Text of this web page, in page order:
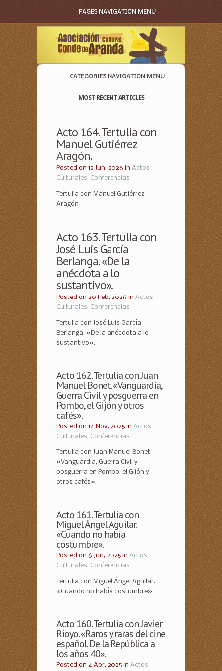
PAGES NAVIGATION MENU
CATEGORIES NAVIGATION MENU
MOST RECENT ARTICLES
Acto 164. Tertulia con
Manuel Gutiérrez
Aragón.
Posted on 12 Jun, 2026 in Actos
Culturales, Conferencias
Tertulia con Manuel Gutiérrez
Aragón
Acto 163. Tertulia con
José Luis García
Berlanga. «De la
anécdota a lo
sustantivo».
Posted on 20 Feb, 2026 in Actos
Culturales, Conferencias
Tertulia con José Luis García
Berlanga. «De la anécdota a lo
sustantivo».
Acto 162. Tertulia con Juan
Manuel Bonet. «Vanguardia,
Guerra Civil y posguerra en
Pombo, el Gijón y otros
cafés».
Posted on 14 Nov, 2025 in Actos
Culturales, Conferencias
Tertulia con Juan Manuel Bonet.
«Vanguardia, Guerra Civil y
posguerra en Pombo, el Gijón y
otros cafés».
Acto 161. Tertulia con
Miguel Ángel Aguilar.
«Cuando no había
costumbre».
Posted on 6 Jun, 2025 in Actos
Culturales, Conferencias
Tertulia con Miguel Ángel Aguilar.
«Cuando no había costumbre»
Acto 160. Tertulia con Javier
Rioyo. «Raros y raras del cine
español. De la República a
los años 40».
Posted on 4 Abr, 2025 in Actos